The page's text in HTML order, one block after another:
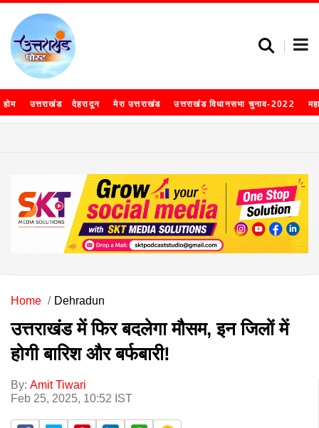
होम उत्तराखंड देहरादून मेरा उत्तराखंड उत्तराखंड विधानसभा चुनाव-2022
Home Dehradun
उत्तराखंड में फिर बदलेगा मौसम, इन जिलों में
होगी बारिश और बर्फबारी!
By: Amit Tiwari
Feb 25, 2025, 10:52 IST